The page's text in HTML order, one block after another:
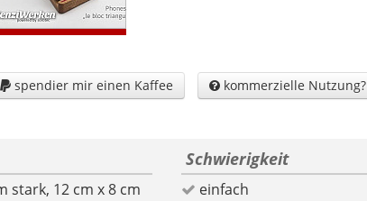
 spendier mir einen Kaffee  kommerzielle Nutzung?
Mahagoni, 20 mm stark, 12 cm x 8 cm
Schwierigkeit
einfach